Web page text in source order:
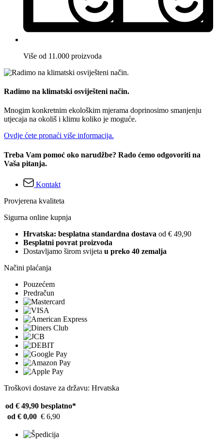
Više od 11.000 proizvoda
Radimo na klimatski osviješteni način.
Mnogim konkretnim ekološkim mjerama doprinosimo smanjenju
utjecaja na okoliš i klimu koliko je moguće.
Ovdje ćete pronaći više informacija.
Treba Vam pomoć oko narudžbe? Rado ćemo odgovoriti na
Vaša pitanja.
Kontakt
Provjerena kvaliteta
Sigurna online kupnja
Hrvatska: besplatna standardna dostava od € 49,90
Besplatni povrat proizvoda
Dostavljamo širom svijeta u preko 40 zemalja
Načini plaćanja
Pouzećem
Predračun
Troškovi dostave za državu: Hrvatska
od € 49,90 besplatno*
od € 0,00 € 6,90